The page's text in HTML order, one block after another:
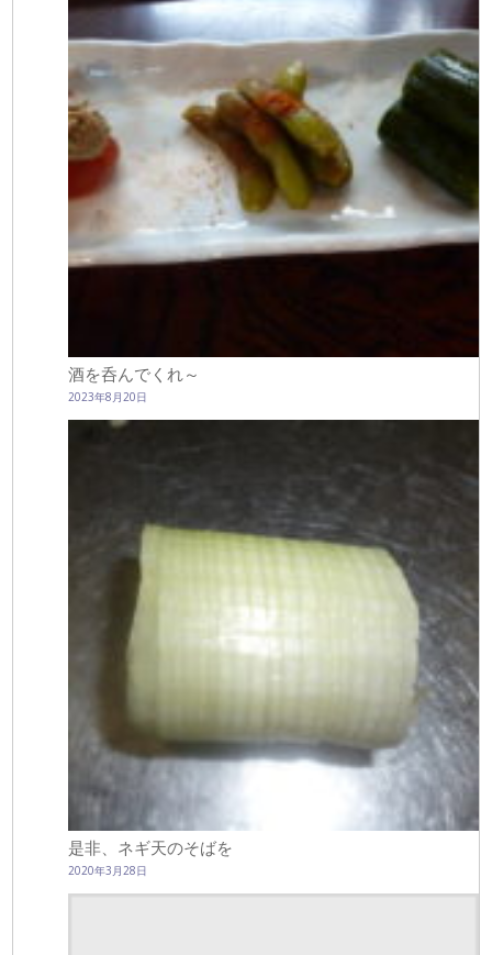
酒を呑んでくれ～
2023年8月20日
是非、ネギ天のそばを
2020年3月28日